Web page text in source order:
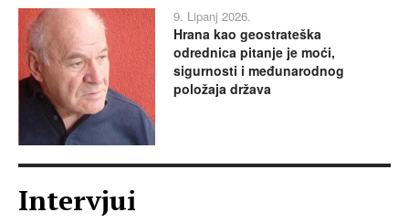
9. Lipanj 2026.
Hrana kao geostrateška
odrednica pitanje je moći,
sigurnosti i međunarodnog
položaja država
Intervjui